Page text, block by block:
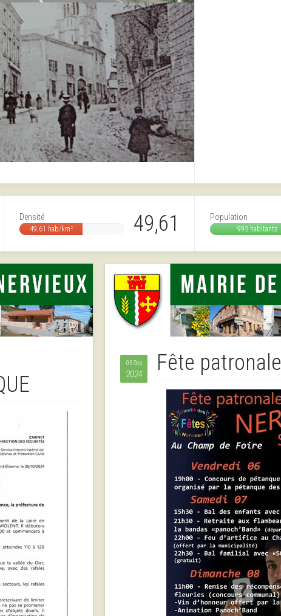
49,61
Densité
49,61 hab/km²
Population
993 habitants
05 Sep
2024 Fête patronale